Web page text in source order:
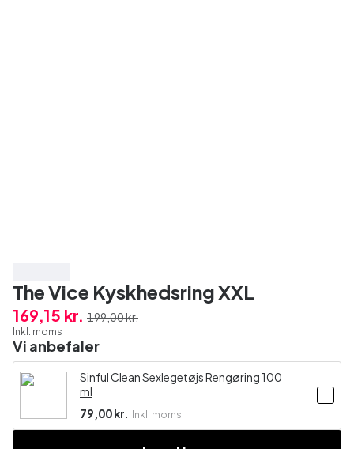
The Vice Kyskhedsring XXL
169,15 kr. 199,00 kr.
Inkl. moms
Vi anbefaler
Sinful Clean Sexlegetøjs Rengøring 100
ml
79,00 kr.
Inkl. moms